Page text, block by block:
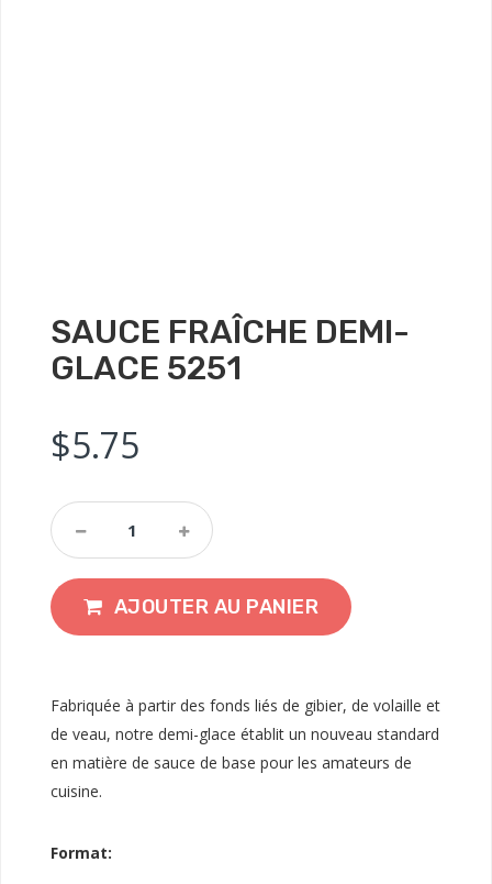
SAUCE FRAÎCHE DEMI-
GLACE 5251
$5.75
AJOUTER AU PANIER
Fabriquée à partir des fonds liés de gibier, de volaille et
de veau, notre demi-glace établit un nouveau standard
en matière de sauce de base pour les amateurs de
cuisine.
Format: